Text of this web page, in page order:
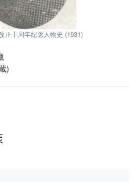
正十周年紀念人物史 (1931)
)